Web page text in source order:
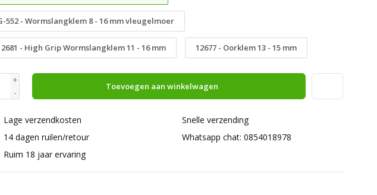
552 - Wormslangklem 8 - 16 mm vleugelmoer
- High Grip Wormslangklem 11 - 16 mm 12677 - Oorklem 13 - 15 mm
+
-
Toevoegen aan winkelwagen
Lage verzendkosten
Snelle verzending
14 dagen ruilen/retour
Whatsapp chat: 0854018978
Ruim 18 jaar ervaring